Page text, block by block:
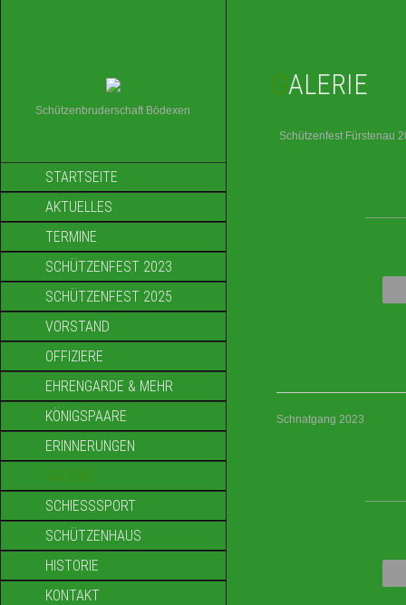
Schützenbruderschaft Bödexen
STARTSEITE
AKTUELLES
TERMINE
SCHÜTZENFEST 2023
SCHÜTZENFEST 2025
VORSTAND
OFFIZIERE
EHRENGARDE & MEHR
KÖNIGSPAARE
ERINNERUNGEN
GALERIE
SCHIESSSPORT
SCHÜTZENHAUS
HISTORIE
KONTAKT
GALERIE
Schützenfest Fürstenau
Schnatgang 2023